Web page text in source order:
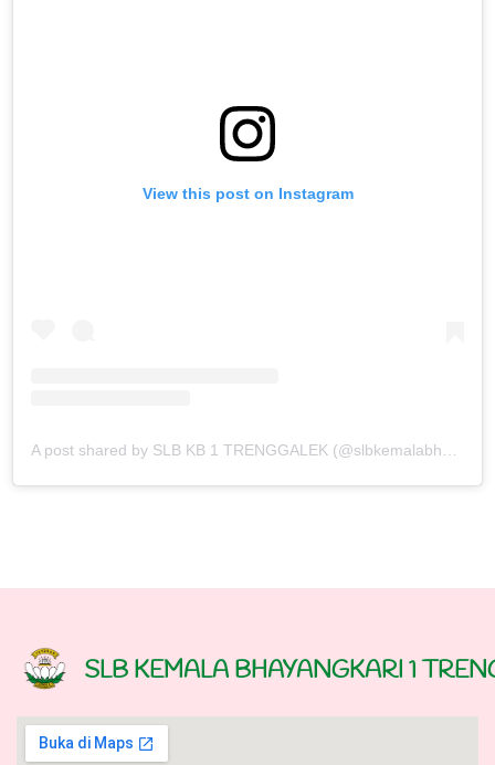
View this post on Instagram
A post shared by SLB KB 1 TRENGGALEK (@slbkemalabhayangkaritrenggalek)
SLB KEMALA BHAYANGKARI 1